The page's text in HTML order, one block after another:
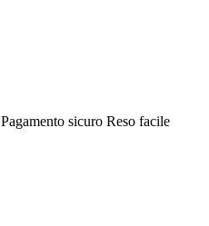
Pagamento sicuro Reso facile